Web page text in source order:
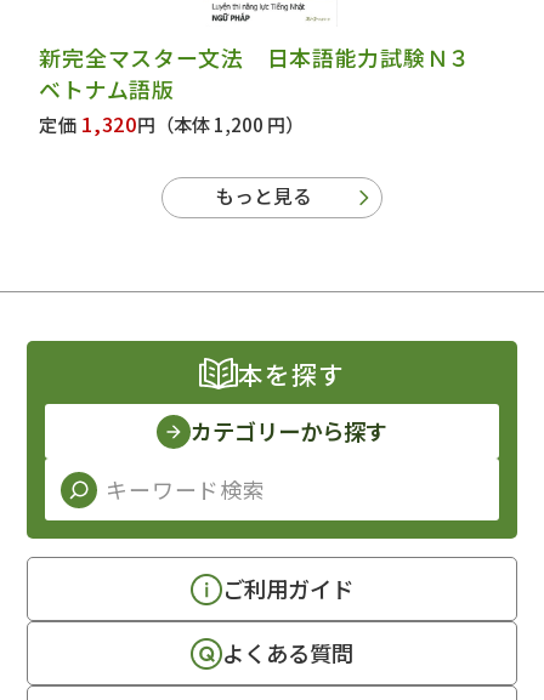
新完全マスター文法 日本語能力試験Ｎ３
ベトナム語版
定価 1,320円 （本体 1,200 円）
もっと見る
本を探す
カテゴリーから探す
ご利用ガイド
よくある質問